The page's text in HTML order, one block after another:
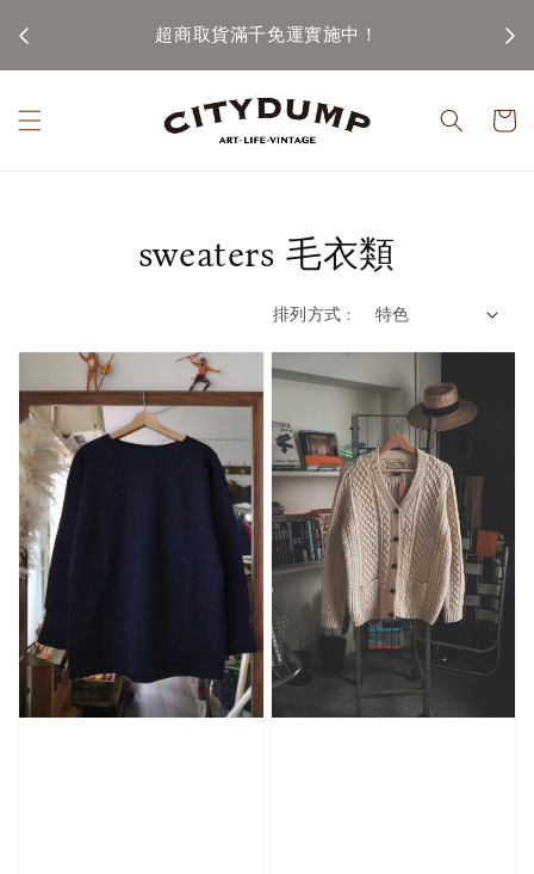
超商取貨滿千免運實施中！
sweaters 毛衣類
排列方式 :